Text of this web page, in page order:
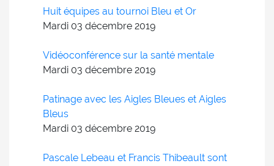
Huit équipes au tournoi Bleu et Or
Mardi 03 décembre 2019
Vidéoconférence sur la santé mentale
Mardi 03 décembre 2019
Patinage avec les Aigles Bleues et Aigles
Bleus
Mardi 03 décembre 2019
Pascale Lebeau et Francis Thibeault sont